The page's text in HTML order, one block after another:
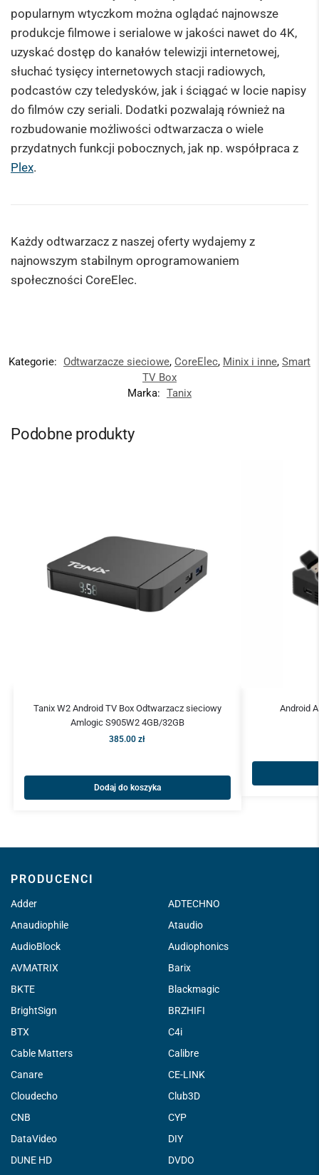
popularnym wtyczkom można oglądać najnowsze
produkcje filmowe i serialowe w jakości nawet do 4K,
uzyskać dostęp do kanałów telewizji internetowej,
słuchać tysięcy internetowych stacji radiowych,
podcastów czy teledysków, jak i ściągać w locie napisy
do filmów czy seriali. Dodatki pozwalają również na
rozbudowanie możliwości odtwarzacza o wiele
przydatnych funkcji pobocznych, jak np. współpraca z
Plex.
Każdy odtwarzacz z naszej oferty wydajemy z
najnowszym stabilnym oprogramowaniem
społeczności CoreElec.
Kategorie: Odtwarzacze sieciowe, CoreElec, Minix i inne, Smart
TV Box
Marka: Tanix
Podobne produkty
Tanix W2 Android TV Box Odtwarzacz sieciowy
Amlogic S905W2 4GB/32GB
385.00zł
Dodaj do koszyka
Android
PRODUCENCI
Adder
ADTECHNO
Anaudiophile
Ataudio
AudioBlock
Audiophonics
AVMATRIX
Barix
BKTE
Blackmagic
BrightSign
BRZHIFI
BTX
C4i
Cable Matters
Calibre
Canare
CE-LINK
Cloudecho
Club3D
CNB
CYP
DataVideo
DIY
DUNE HD
DVDO